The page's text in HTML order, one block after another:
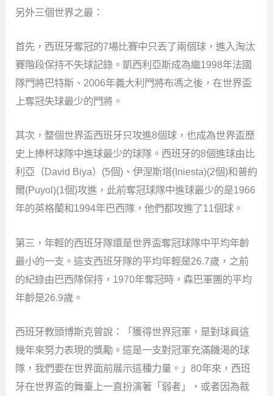
另外三個世界之最：
首先，西班牙奪冠的7場比賽中只丟了兩個球，進入淘汰
賽階段保持不失球記錄。凱西利亞斯成為繼1998年法國
隊門將巴特斯、2006年義大利門將布馮之後，在世界盃
上奪冠失球最少的門將。
其次，整個世界盃西班牙只攻進8個球，也成為世界盃歷
史上捧杯球隊中進球最少的球隊。西班牙的8個進球由比
利亞（David Biya）(5個)、伊涅斯塔(Iniesta)(2個)和普約
爾(Puyol)(1個)攻進，此前奪冠球隊中進球最少的是1966
年的英格蘭和1994年巴西隊，他們都攻進了11個球。
第三，年輕的西班牙隊還是世界盃奪冠球隊中平均年齡
最小的一支。這支西班牙隊的平均年輕是26.7歲，之前
的紀錄由巴西隊保持，1970年奪冠時，森巴軍團的平均
年齡是26.9歲。
西班牙教頭博斯克曾說：「獲得世界冠軍，是對球員這
幾年來努力表現的獎勵。這是一支對冠軍充滿饑渴的球
隊，我們要在世界面前展示這種力量。」80年來，西班
牙在世界盃的舞臺上一直扮演著「弱者」，或者因為裁